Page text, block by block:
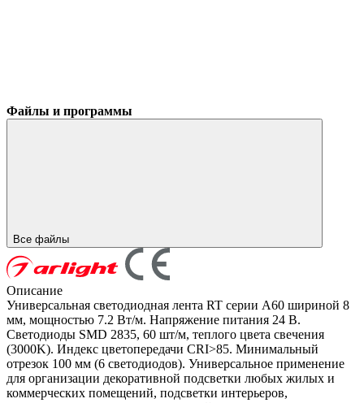
Файлы и программы
Все файлы
Описание
Универсальная светодиодная лента RT серии A60 шириной 8
мм, мощностью 7.2 Вт/м. Напряжение питания 24 В.
Светодиоды SMD 2835, 60 шт/м, теплого цвета свечения
(3000K). Индекс цветопередачи CRI>85. Минимальный
отрезок 100 мм (6 светодиодов). Универсальное применение
для организации декоративной подсветки любых жилых и
коммерческих помещений, подсветки интерьеров,